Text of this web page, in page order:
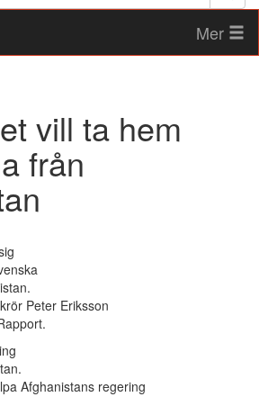
Mer
vill ta hem
från
Peter Eriksson
Afghanistans regering